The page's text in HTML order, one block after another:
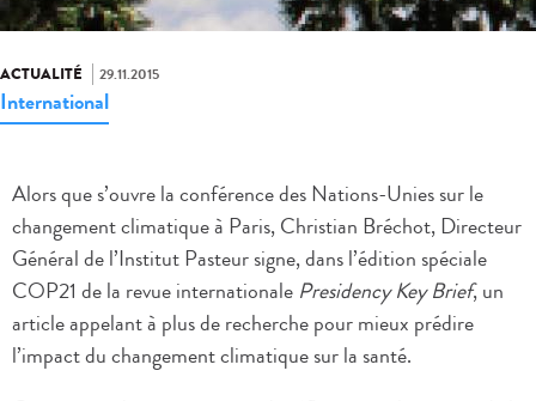
ACTUALITÉ 29.11.2015
International
Alors que s’ouvre la conférence des Nations-Unies sur le
changement climatique à Paris, Christian Bréchot, Directeur
Général de l’Institut Pasteur signe, dans l’édition spéciale
COP21 de la revue internationale Presidency Key Brief, un
article appelant à plus de recherche pour mieux prédire
l’impact du changement climatique sur la santé.